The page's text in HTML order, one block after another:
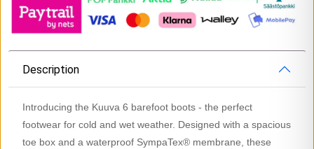
Description
Introducing the Kuuva 6 barefoot boots - the perfect
footwear for cold and wet weather. Designed with a spacious
toe box and a waterproof SympaTex® membrane, these